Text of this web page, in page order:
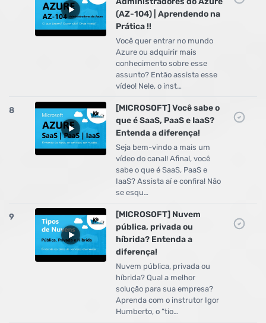
(AZ-104) | Aprendendo na
Prática !!
Você quer entrar no mundo
Azure ou adquirir mais
conhecimento sobre esse
assunto? Então assista esse
vídeo! Nele, o inst…
8
[MICROSOFT] Você sabe o
que é SaaS, PaaS e IaaS?
Entenda a diferença!
Seja bem-vindo a mais um
vídeo do canal! Afinal, você
sabe o que é SaaS, PaaS e
IaaS? Assista aí e confira! Não
se esqu…
9
[MICROSOFT] Nuvem
pública, privada ou
híbrida? Entenda a
diferença!
Nuvem pública, privada ou
híbrida? Qual a melhor
solução para sua empresa?
Aprenda com o instrutor Igor
Humberto, o “tio…